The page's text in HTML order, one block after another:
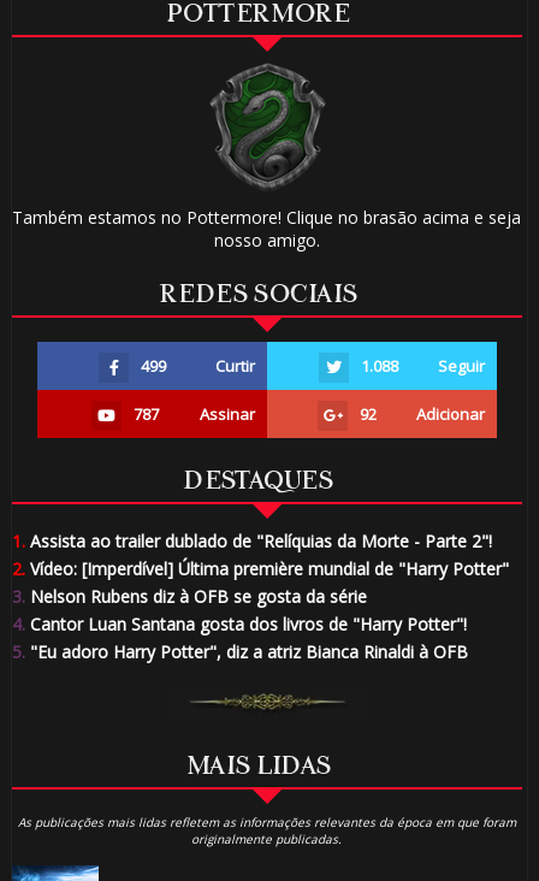
POTTERMORE
Também estamos no Pottermore! Clique no brasão acima e seja
nosso amigo.
REDES SOCIAIS
499 Curtir 1.088 Seguir
787 Assinar 92 Adicionar
DESTAQUES
1.Assista ao trailer dublado de "Relíquias da Morte - Parte 2"!
2.Vídeo: [Imperdível] Última première mundial de "Harry Potter"
3.Nelson Rubens diz à OFB se gosta da série
4.Cantor Luan Santana gosta dos livros de "Harry Potter"!
5."Eu adoro Harry Potter", diz a atriz Bianca Rinaldi à OFB
MAIS LIDAS
As publicações mais lidas refletem as informações relevantes da época em que foram
originalmente publicadas.